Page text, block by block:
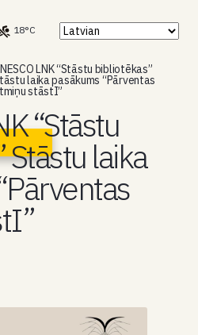
18°C
LNK “Stāstu bibliotēkas”
laika pasākums “Pārventas
stāstI”
“Stāstu
laika